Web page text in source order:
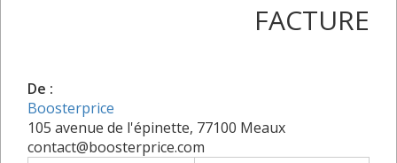
FACTURE
De :
Boosterprice
105 avenue de l'épinette, 77100 Meaux
contact@boosterprice.com